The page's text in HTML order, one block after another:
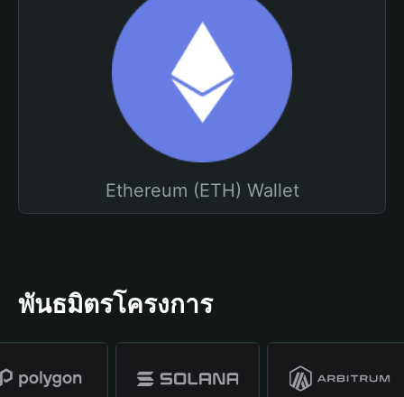
Ethereum (ETH) Wallet
พันธมิตรโครงการ